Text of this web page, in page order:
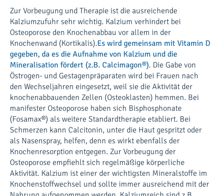
Zur Vorbeugung und Therapie ist die ausreichende
Kalziumzufuhr sehr wichtig. Kalzium verhindert bei
Osteoporose den Knochenabbau vor allem in der
Knochenwand (Kortikalis).Es wird gemeinsam mit Vitamin D
gegeben, da es die Aufnahme von Kalzium und die
Mineralisation fördert (z.B. Calcimagon®). Die Gabe von
Östrogen- und Gestagenpräparaten wird bei Frauen nach
den Wechseljahren eingesetzt, weil sie die Aktivität der
knochenabbauenden Zellen (Osteoklasten) hemmen. Bei
manifester Osteoporose haben sich Bisphosphonate
(Fosamax®) als weitere Standardtherapie etabliert. Bei
Schmerzen kann Calcitonin, unter die Haut gespritzt oder
als Nasenspray, helfen, denn es wirkt ebenfalls der
Knochenresorption entgegen. Zur Vorbeugung der
Osteoporose empfiehlt sich regelmäßige körperliche
Aktivität. Kalzium ist einer der wichtigsten Mineralstoffe im
Knochenstoffwechsel und sollte immer ausreichend mit der